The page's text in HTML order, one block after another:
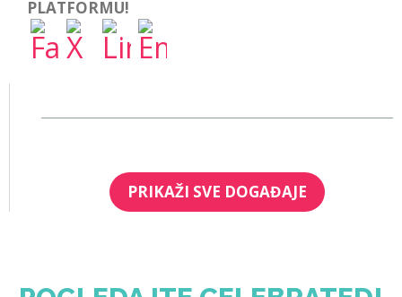
PLATFORMU!
PRIKAŽI SVE DOGAĐAJE